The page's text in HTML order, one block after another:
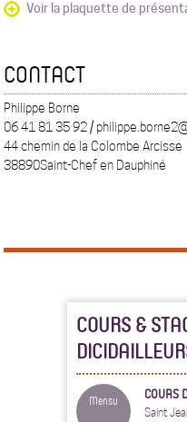
Voir la plaquette de
CONTACT
Philippe Borne
06 41 81 35 92 /
44 chemin de la Colombe Arcisse
38890Saint-Chef en Dauphiné
COURS &
Mensu COURS
Saint